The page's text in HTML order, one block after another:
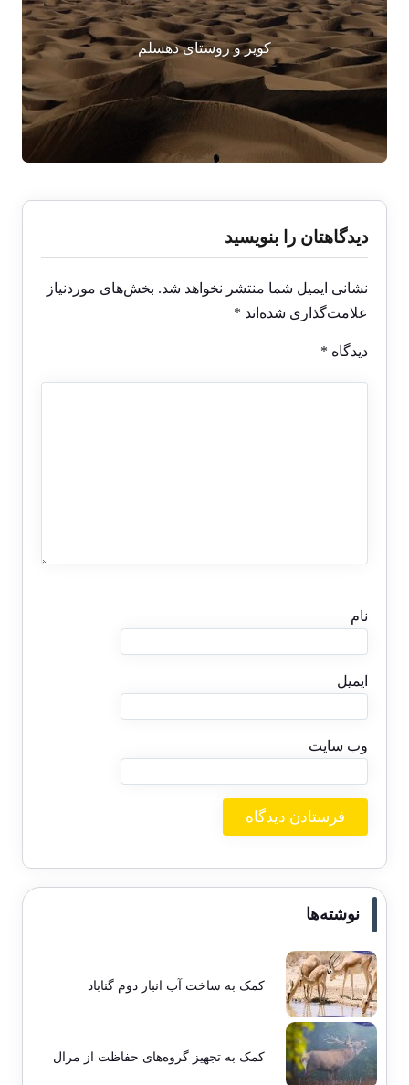
کویر و روستای دهسلم
دیدگاهتان را بنویسید
نشانی ایمیل شما منتشر نخواهد شد. بخش‌های موردنیاز
علامت‌گذاری شده‌اند *
دیدگاه *
نام
ایمیل
وب‌ سایت
نوشته‌ها
کمک به ساخت آب انبار دوم گناباد
کمک به تجهیز گروه‌های حفاظت از مرال